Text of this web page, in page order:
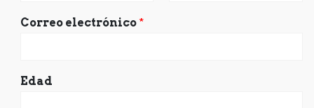
Correo electrónico *
Edad